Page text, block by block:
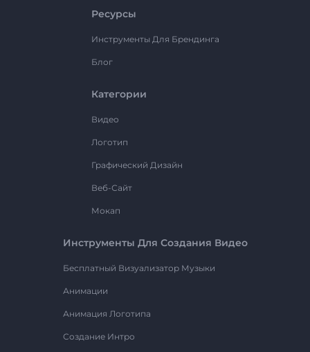
Ресурсы
Инструменты Для Брендинга
Блог
Категории
Видео
Логотип
Графический Дизайн
Веб-Сайт
Мокап
Инструменты Для Создания Видео
Бесплатный Визуализатор Музыки
Анимации
Анимация Логотипа
Создание Интро